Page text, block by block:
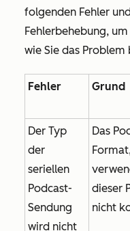
folgenden Fehler
Fehlerbehebung,
wie Sie das
Fehler Grund
Der Typ
der
seriellen
Podcast-
Sendung
wird nicht
Das
dieser
nicht